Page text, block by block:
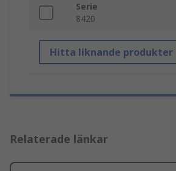
Serie
8420
Hitta liknande produkter
Relaterade länkar